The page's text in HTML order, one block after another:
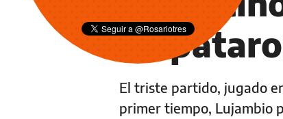
El triste partido, jugado
primer tiempo, Lujambio